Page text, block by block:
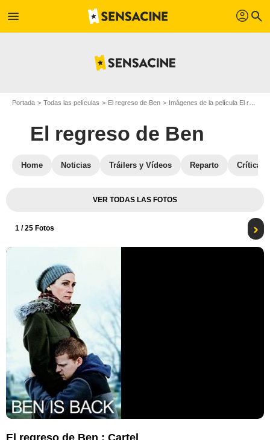
menu profil search
Portada Todas las películas El regreso de Ben Imágenes de la película El regreso de Ben
El regreso de Ben
Home Noticias Tráilers y Vídeos Reparto Críticas
VER TODAS LAS FOTOS
1 / 25 Fotos